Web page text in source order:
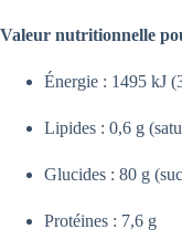
Valeur nutritionnelle
Énergie : 1495 kJ
Lipides : 0,6 g
Glucides : 80 g
Protéines : 7,6 g